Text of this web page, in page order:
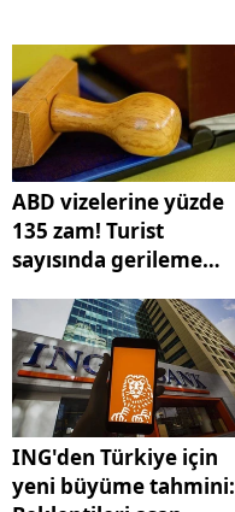
ABD vizelerine yüzde
135 zam! Turist
sayısında gerileme
ING'den Türkiye için
yeni büyüme tahmini: